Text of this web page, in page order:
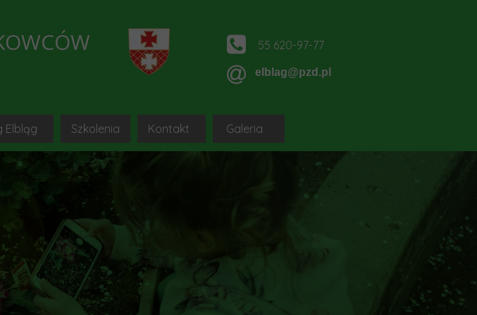
55 620-97-77
elblag@pzd.pl
sq-pl
sq-pl
sq-pl
Elbląg
Okręgowa Rada PZD w Elblągu
Komisja Rewizyjna PZD w Elblągu
Delegaci na Krajowy Zjazd PZD
Komisje problemowe
Kolegia Prezesów
Szkolenia
Instrukcja do platformy dla nowych działkowców
Platforma szkoleniowa dla nowych działkowców
Materiały szkoleniowe dla nowych działkowców-sq-pl
Kontakt Galeria